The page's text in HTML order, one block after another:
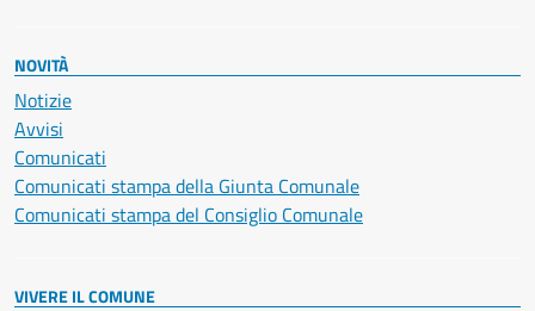
NOVITÀ
Notizie
Avvisi
Comunicati
Comunicati stampa della Giunta Comunale
Comunicati stampa del Consiglio Comunale
VIVERE IL COMUNE